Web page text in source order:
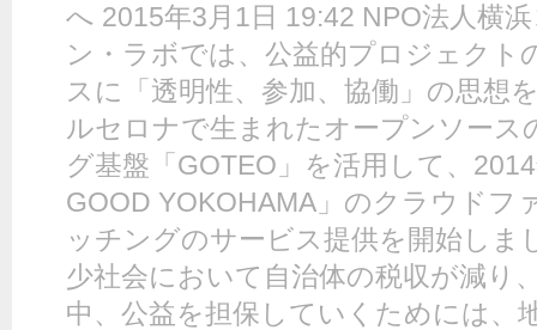
へ 2015年3月1日 19:42 NPO法人横
ン・ラボでは、公益的プロジェクト
スに「透明性、参加、協働」の思想
ルセロナで生まれたオープンソー
グ基盤「GOTEO」を活用して、
GOOD YOKOHAMA」のクラウドフ
ッチングのサービス提供を開始しま
少社会において自治体の税収が減り
中、公益を担保していくためには、